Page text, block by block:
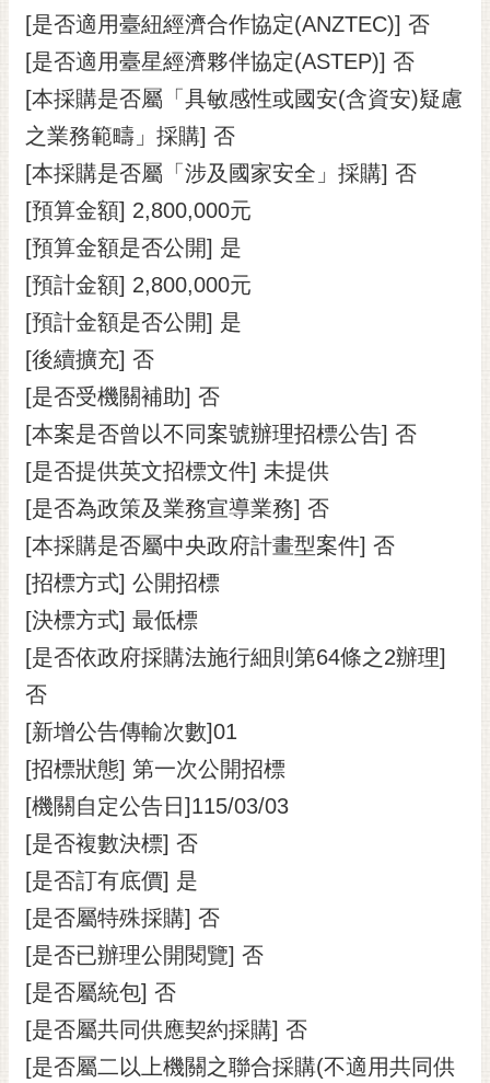
English
日
本
語
隱
私
權
及
安
全
政
策
網
資
料
開
放
宣
告
市
府
交
通
置
[是否適用臺紐經濟合作協定(ANZTEC)] 否
[是否適用臺星經濟夥伴協定(ASTEP)] 否
[本採購是否屬「具敏感性或國安(含資安)疑慮
之業務範疇」採購] 否
[本採購是否屬「涉及國家安全」採購] 否
[預算金額] 2,800,000元
[預算金額是否公開] 是
[預計金額] 2,800,000元
[預計金額是否公開] 是
[後續擴充] 否
[是否受機關補助] 否
[本案是否曾以不同案號辦理招標公告] 否
[是否提供英文招標文件] 未提供
[是否為政策及業務宣導業務] 否
[本採購是否屬中央政府計畫型案件] 否
[招標方式] 公開招標
[決標方式] 最低標
[是否依政府採購法施行細則第64條之2辦理]
否
[新增公告傳輸次數]01
[招標狀態] 第一次公開招標
[機關自定公告日]115/03/03
[是否複數決標] 否
[是否訂有底價] 是
[是否屬特殊採購] 否
[是否已辦理公開閱覽] 否
[是否屬統包] 否
[是否屬共同供應契約採購] 否
[是否屬二以上機關之聯合採購(不適用共同供